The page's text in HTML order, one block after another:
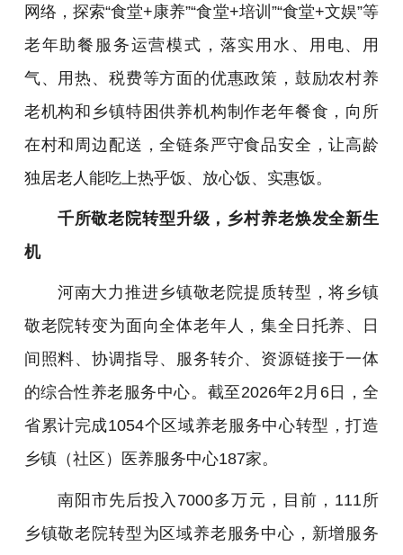
网络，探索“食堂+康养”“食堂+培训”“食堂+文娱”等
老年助餐服务运营模式，落实用水、用电、用
气、用热、税费等方面的优惠政策，鼓励农村养
老机构和乡镇特困供养机构制作老年餐食，向所
在村和周边配送，全链条严守食品安全，让高龄
独居老人能吃上热乎饭、放心饭、实惠饭。
千所敬老院转型升级，乡村养老焕发全新生
机
河南大力推进乡镇敬老院提质转型，将乡镇
敬老院转变为面向全体老年人，集全日托养、日
间照料、协调指导、服务转介、资源链接于一体
的综合性养老服务中心。截至2026年2月6日，全
省累计完成1054个区域养老服务中心转型，打造
乡镇（社区）医养服务中心187家。
南阳市先后投入7000多万元，目前，111所
乡镇敬老院转型为区域养老服务中心，新增服务